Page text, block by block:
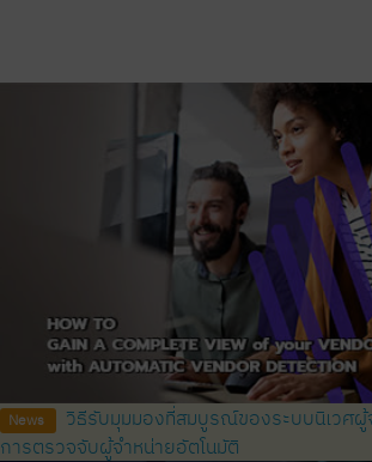
News
วิธีรับมุมมองที่สมบูรณ์ของระบบนิเวศ
การตรวจจับผู้จำหน่ายอัตโนมัติ